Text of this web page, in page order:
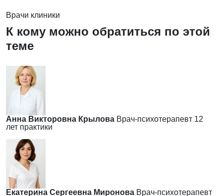
Врачи клиники
К кому можно обратиться по этой
теме
Анна Викторовна Крылова Врач-психотерапевт 12
лет практики
Екатерина Сергеевна Миронова Врач-психотерапевт